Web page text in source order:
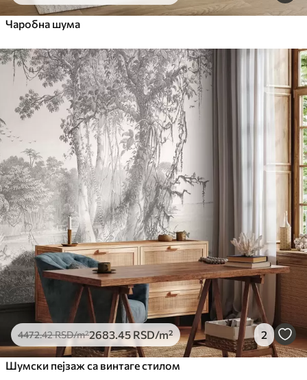
Чаробна шума
4472.42RSD/m²2683.45 RSD/m² 2
Шумски пејзаж са винтаге стилом